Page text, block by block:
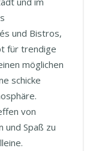
und Bistros,
für trendige
möglichen
schicke
von
und Spaß zu